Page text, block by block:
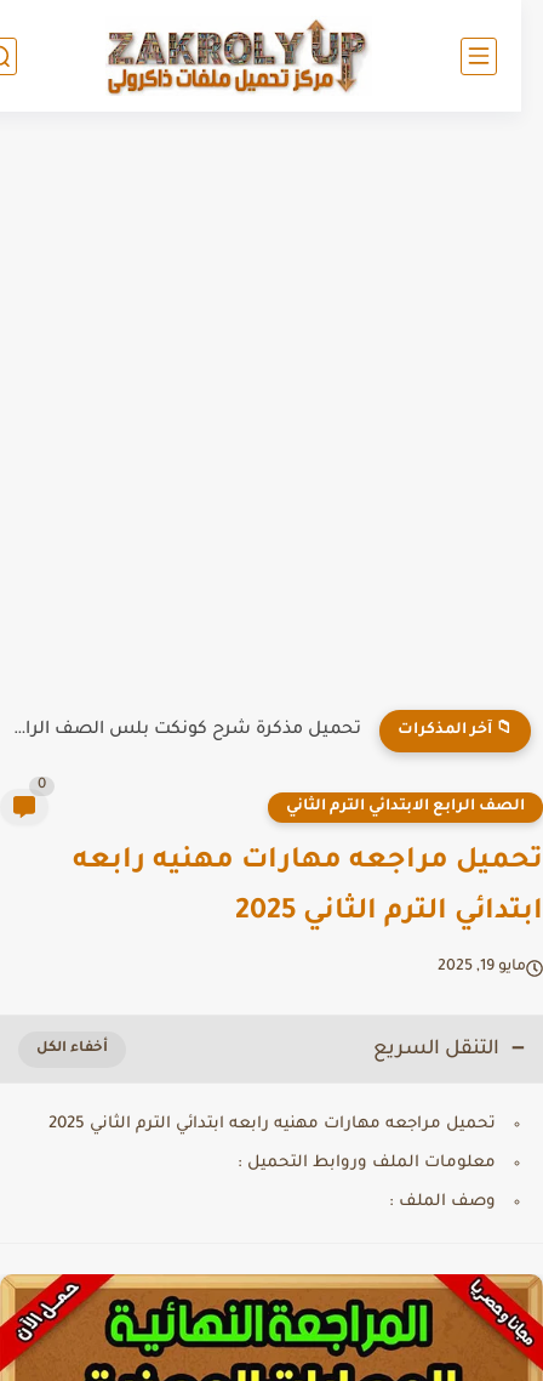
📁 آخر المذكرات تحميل مذكرة شرح كونكت بلس الصف الرابع الابتدائي الترم الاول...
الرابع الابتدائي الترم الثاني
مراجعه مهارات مهنيه رابعه
الترم الثاني 2025
19, 2025
التنقل السريع
تحميل مراجعه مهارات مهنيه رابعه ابتدائي الترم الثاني 2025
معلومات الملف وروابط التحميل :
وصف الملف :